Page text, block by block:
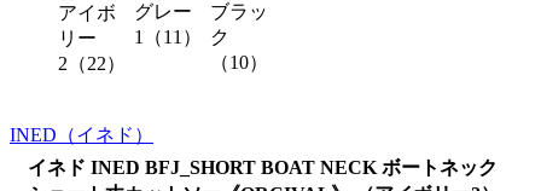
アイボ
リー
2（22）
グレー
1（11）
ブラッ
ク
（10）
INED （イネド）
イネド INED BFJ_SHORT BOAT NECK ボートネック